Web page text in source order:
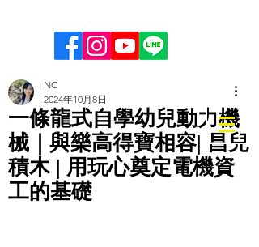
一條龍式自學幼兒動力機
械｜與樂高得寶相容| 昌兒
積木 | 用玩心奠定電機資
工的基礎
NC
2024年10月8日